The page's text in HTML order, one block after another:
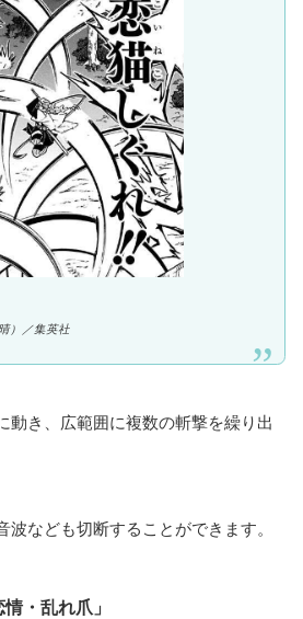
）／集英社
動き、広範囲に複数の斬撃を繰り出
波なども切断することができます。
・乱れ爪」